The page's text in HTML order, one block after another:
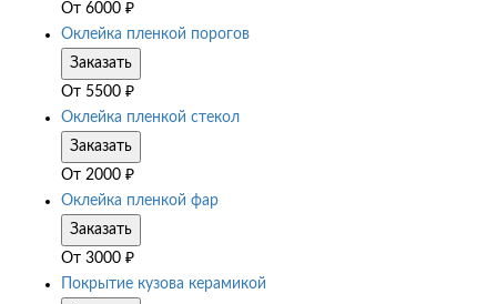
От 6000 ₽
Оклейка пленкой порогов
Заказать
От 5500 ₽
Оклейка пленкой стекол
Заказать
От 2000 ₽
Оклейка пленкой фар
Заказать
От 3000 ₽
Покрытие кузова керамикой